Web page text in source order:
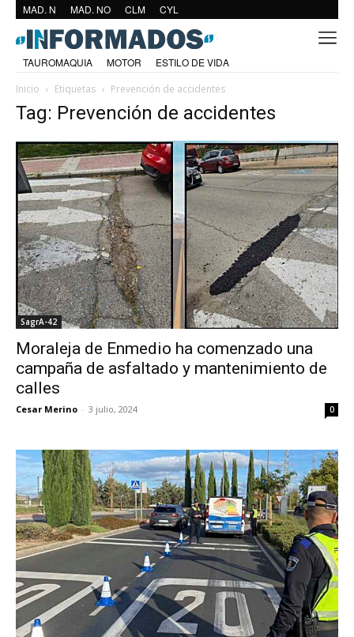
MAD. N MAD. NO CLM CYL
TAUROMAQUIA MOTOR
ESTILO DE VIDA
Inicio
Etiquetas Prevención de accidentes
Tag: Prevención de accidentes
SagrA-42
Moraleja de Enmedio ha comenzado una
campaña de asfaltado y mantenimiento de
calles
Cesar Merino - 3 julio, 2024 0